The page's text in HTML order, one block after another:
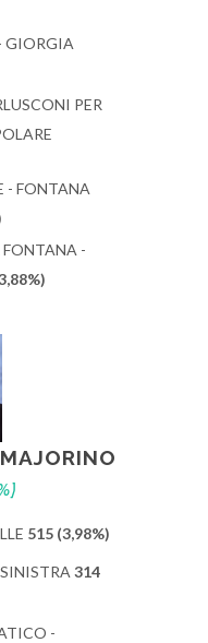
GIORGIA
PER
- FONTANA
FONTANA -
515 (3,98%)
314
-